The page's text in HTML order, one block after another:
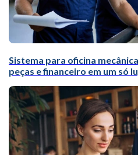
Sistema para oficina
peças e financeiro em um só